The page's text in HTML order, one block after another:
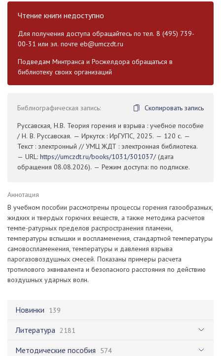
Новинки 139
Литература 2181
Методические пособия 574
Чтение книги недоступно
Для получения доступа обращайтесь по тел. 8 (495) 739-
00-31 или эл. почте eb@umczdt.ru
Подведам Минтранса и Росжелдора обращаться в
библиотеку своих организаций
Библиографическая запись:
Скопировать запись
Руссавская, Н.В. Теория горения и взрыва : учебное пособие
/ Н. В. Руссавская. — Иркутск : ИрГУПС, 2025. — 120 с. —
Текст : электронный // УМЦ ЖДТ : электронная библиотека.
— URL: https://umczdt.ru/books/1031/301037/(дата
обращения 08.08.2026). — Режим доступа: по подписке.
Аннотация
В учебном пособии рассмотрены процессы горения газообразных,
жидких и твердых горючих веществ, а также методика расчетов
темпе-ратурных пределов распространения пламени,
температуры вспышки и воспламенения, стандартной температуры
самовоспламенения, температуры и давления взрыва
парогазовоздушных смесей. Показаны примеры расчета
тротилового эквивалента и безопасного расстояния по действию
воздушных ударных волн.